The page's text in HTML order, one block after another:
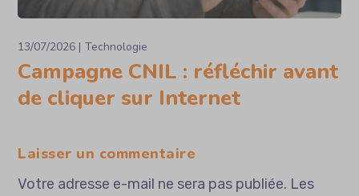
13/07/2026 Technologie
Campagne CNIL : réfléchir avant
de cliquer sur Internet
Laisser un commentaire
Votre adresse e-mail ne sera pas publiée. Les